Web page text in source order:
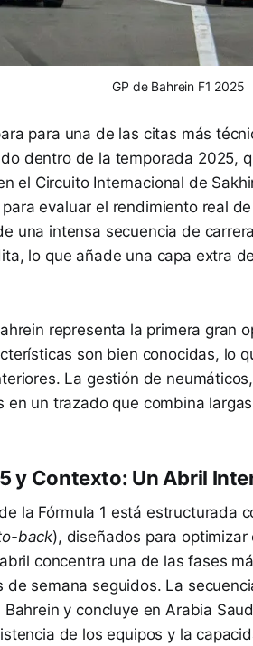
GP de Bahrein F1 2025
para una de las citas más
dentro de la temporada 2025,
el Circuito Internacional de
evaluar el rendimiento real
una intensa secuencia de
lo que añade una capa extra
representa la primera gran
son bien conocidas, lo
La gestión de
en un trazado que combina
y Contexto: Un Abril
la Fórmula 1 está estructurada
back), diseñados para
concentra una de las fases
de semana seguidos. La
Bahrein y concluye en Arabia
de los equipos y la